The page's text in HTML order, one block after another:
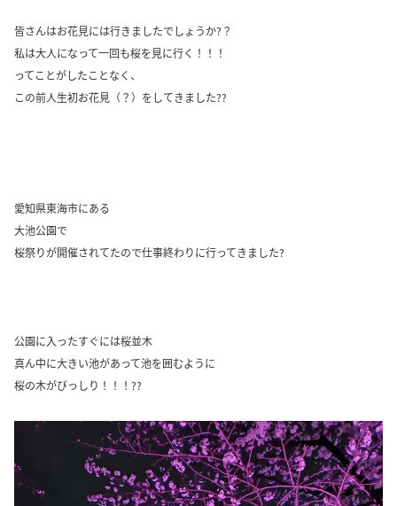
皆さんはお花見には行きましたでしょうか?？
私は大人になって一回も桜を見に行く！！！
ってことがしたことなく、
この前人生初お花見（？）をしてきました??
愛知県東海市にある
大池公園で
桜祭りが開催されてたので仕事終わりに行ってきました?
公園に入ったすぐには桜並木
真ん中に大きい池があって池を囲むように
桜の木がびっしり！！！??